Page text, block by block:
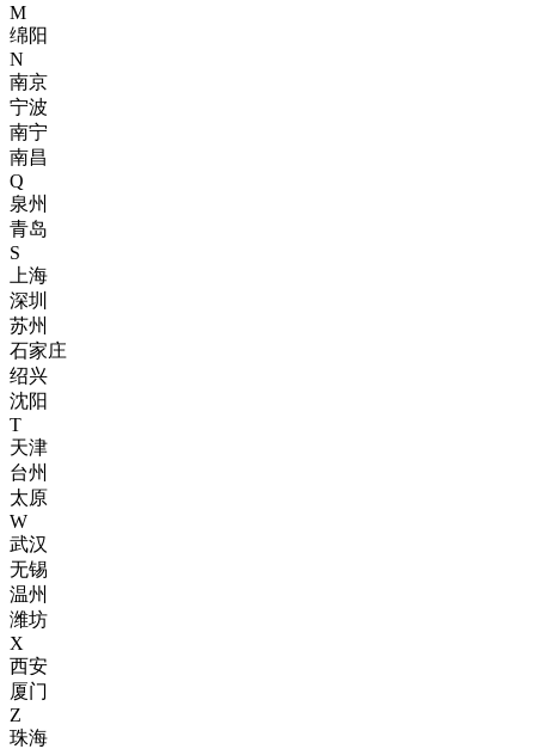
M
绵阳
N
南京
宁波
南宁
南昌
Q
泉州
青岛
S
上海
深圳
苏州
石家庄
绍兴
沈阳
T
天津
台州
太原
W
武汉
无锡
温州
潍坊
X
西安
厦门
Z
珠海